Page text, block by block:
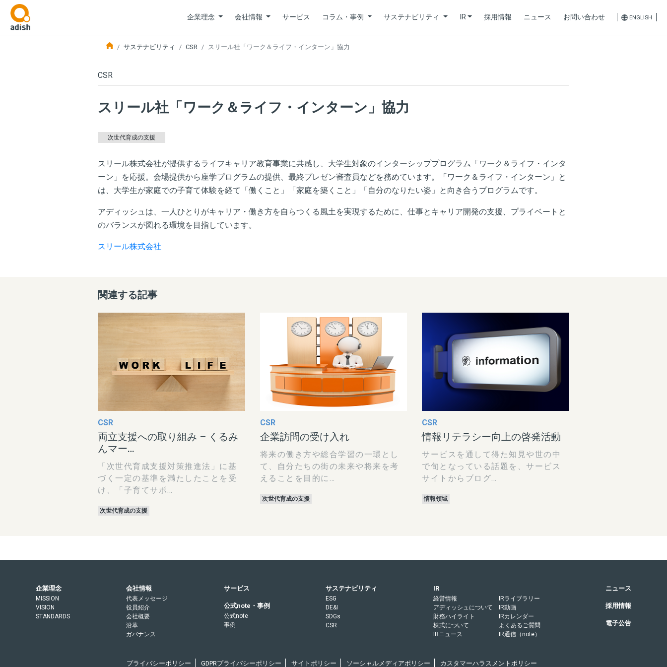
企業理念 会社情報 サービス コラム・事例 サステナビリティ IR 採用情報 ニュース お問い合わせ ENGLISH
サステナビリティ CSR スリール社「ワーク＆ライフ・インターン」協力
CSR
スリール社「ワーク＆ライフ・インターン」協力
次世代育成の支援
スリール株式会社が提供するライフキャリア教育事業に共感し、大学生対象のインターシッププログラム「ワーク＆ライフ・インタ
ーン」を応援。会場提供から座学プログラムの提供、最終プレゼン審査員などを務めています。「ワーク＆ライフ・インターン」と
は、大学生が家庭での子育て体験を経て「働くこと」「家庭を築くこと」「自分のなりたい姿」と向き合うプログラムです。
アディッシュは、一人ひとりがキャリア・働き方を自らつくる風土を実現するために、仕事とキャリア開発の支援、プライベートと
のバランスが図れる環境を目指しています。
スリール株式会社
関連する記事
CSR
両立支援への取り組み – くるみ
んマー…
「次世代育成支援対策推進法」に基
づく一定の基準を満たしたことを受
け、「子育てサポ…
次世代育成の支援
CSR
企業訪問の受け入れ
将来の働き方や総合学習の一環とし
て、自分たちの街の未来や将来を考
えることを目的に…
次世代育成の支援
CSR
情報リテラシー向上の啓発活動
サービスを通して得た知見や世の中
で旬となっている話題を、サービス
サイトからブログ…
情報領域
企業理念
MISSION
VISION
STANDARDS
会社情報
代表メッセージ
役員紹介
会社概要
沿革
ガバナンス
サービス
公式note・事例
公式note
事例
サステナビリティ
ESG
DE&I
SDGs
CSR
IR
経営情報
アディッシュについて
財務ハイライト
株式について
IRニュース
IRライブラリー
IR動画
IRカレンダー
よくあるご質問
IR通信（note）
ニュース
採用情報
電子公告
プライバシーポリシー GDPRプライバシーポリシー サイトポリシー ソーシャルメディアポリシー カスタマーハラスメントポリシー